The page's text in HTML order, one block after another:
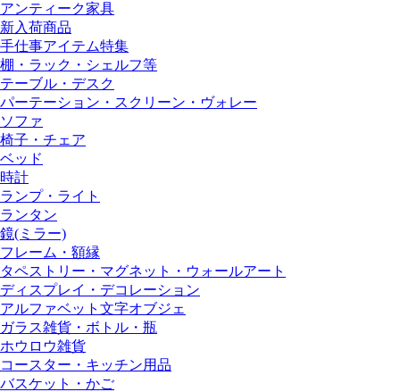
アンティーク家具
新入荷商品
手仕事アイテム特集
棚・ラック・シェルフ等
テーブル・デスク
パーテーション・スクリーン・ヴォレー
ソファ
椅子・チェア
ベッド
時計
ランプ・ライト
ランタン
鏡(ミラー)
フレーム・額縁
タペストリー・マグネット・ウォールアート
ディスプレイ・デコレーション
アルファベット文字オブジェ
ガラス雑貨・ボトル・瓶
ホウロウ雑貨
コースター・キッチン用品
バスケット・かご